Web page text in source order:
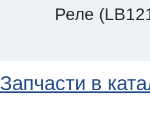
Реле
Запчасти в